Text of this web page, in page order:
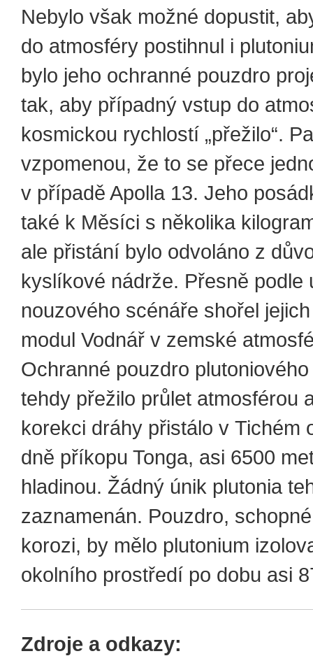
Nebylo však možné dopustit,
do atmosféry postihnul i
bylo jeho ochranné pouzdro
tak, aby případný vstup do
kosmickou rychlostí „přežilo“.
vzpomenou, že to se přece
v případě Apolla 13. Jeho
také k Měsíci s několika
ale přistání bylo odvoláno z
kyslíkové nádrže. Přesně podle
nouzového scénáře shořel
modul Vodnář v zemské
Ochranné pouzdro
tehdy přežilo průlet atmosférou
korekci dráhy přistálo v Tichém
dně příkopu Tonga, asi 6500
hladinou. Žádný únik plutonia
zaznamenán. Pouzdro,
korozi, by mělo plutonium
okolního prostředí po dobu asi
Zdroje a odkazy: